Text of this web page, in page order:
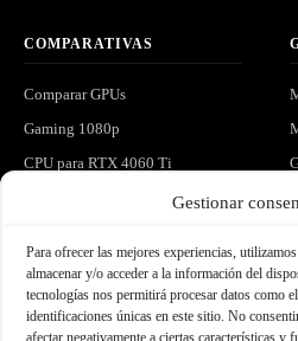
Gestionar
Para ofrecer las mejores experiencias,
almacenar y/o acceder a la información del
tecnologías nos permitirá procesar datos como
identificaciones únicas en este sitio. No
afectar negativamente a ciertas características y
COMPARATIVAS
Comparar GPUs
Gaming 1080p
CPU para RTX 4060 Ti
Privacidad